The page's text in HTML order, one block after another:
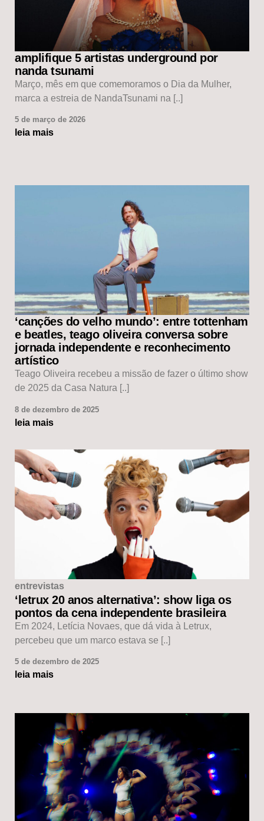
amplifique 5 artistas underground por
nanda tsunami
Março, mês em que comemoramos o Dia da Mulher,
marca a estreia de NandaTsunami na [..]
5 de março de 2026
leia mais
‘canções do velho mundo’: entre tottenham
e beatles, teago oliveira conversa sobre
jornada independente e reconhecimento
artístico
Teago Oliveira recebeu a missão de fazer o último show
de 2025 da Casa Natura [..]
8 de dezembro de 2025
leia mais
entrevistas
‘letrux 20 anos alternativa’: show liga os
pontos da cena independente brasileira
Em 2024, Letícia Novaes, que dá vida à Letrux,
percebeu que um marco estava se [..]
5 de dezembro de 2025
leia mais